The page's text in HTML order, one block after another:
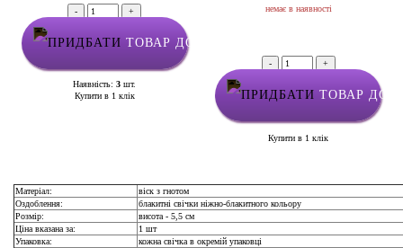
- +
ТОВАР ДОДАНО У КОШИК
Наявність:3 шт.
Купити в 1 клік
немає в наявності
- +
ТОВАР
Купити в 1 клік
Матеріал:
віск з гнотом
Оздоблення:
блакитні свічки ніжно-блакитного кольору
Розмір:
висота - 5,5 см
Ціна вказана за:
1 шт
Упаковка:
кожна свічка в окремій упаковці